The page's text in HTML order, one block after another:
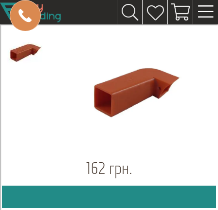
162 грн.